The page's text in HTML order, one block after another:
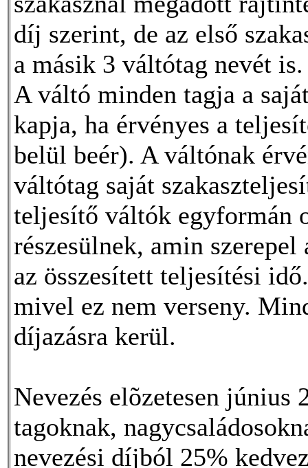
díj szerint, de az első
a másik 3 váltótag nevét is.
A váltó minden tagja a
kapja, ha érvényes a
belül beér). A váltónak
váltótag saját
teljesítő váltók egyformán
részesülnek, amin szerepel
az összesített teljesítési
mivel ez nem verseny.
díjazásra kerül.
Nevezés elõzetesen
tagoknak,
nevezési díjból 25%